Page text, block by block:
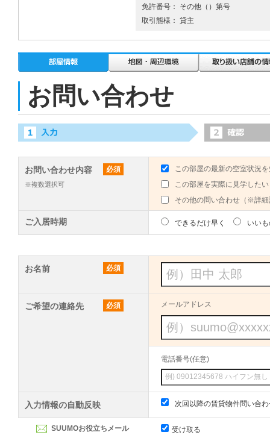
免許番号： その他（）第号
取引態様： 貸主
お問い合わせ
お問い合わせ内容 必須
※複数選択可
この部屋の最新の空室状況
この部屋を実際に見学したい
その他の問い合わせ（※詳
ご入居時期 できるだけ早く いい
お名前 必須
ご希望の連絡先 必須 メールアドレス
電話番号(任意)
入力情報の自動反映 次回以降の賃貸物件問い合
SUUMOお役立ちメール
受け取る